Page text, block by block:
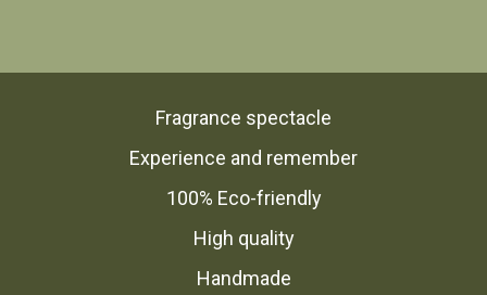
Fragrance spectacle
Experience and remember
100% Eco-friendly
High quality
Handmade